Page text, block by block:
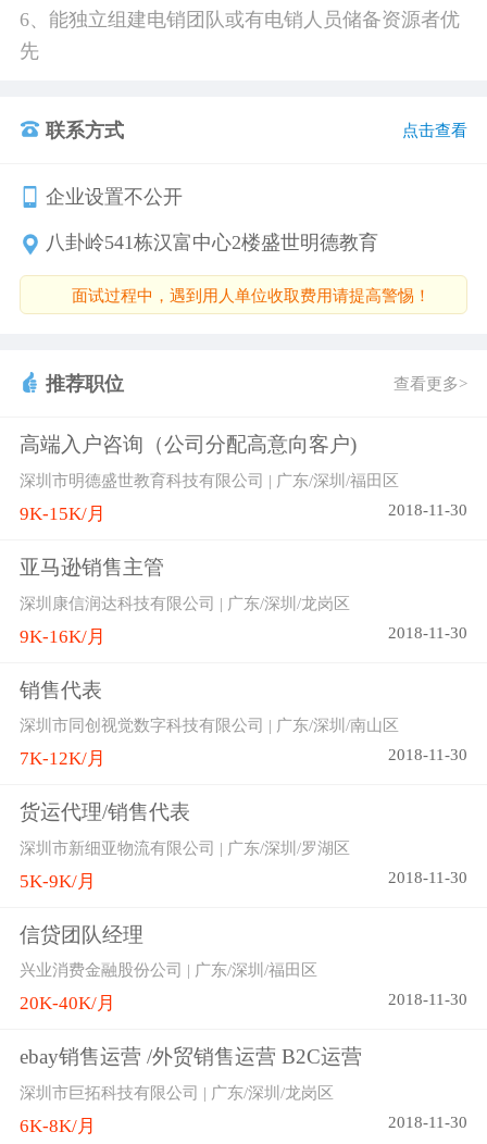
6、能独立组建电销团队或有电销人员储备资源者优
先
联系方式 点击查看
企业设置不公开
八卦岭541栋汉富中心2楼盛世明德教育
面试过程中，遇到用人单位收取费用请提高警惕！
推荐职位 查看更多>
高端入户咨询（公司分配高意向客户)
深圳市明德盛世教育科技有限公司 | 广东/深圳/福田区
9K-15K/月 2018-11-30
亚马逊销售主管
深圳康信润达科技有限公司 | 广东/深圳/龙岗区
9K-16K/月 2018-11-30
销售代表
深圳市同创视觉数字科技有限公司 | 广东/深圳/南山区
7K-12K/月 2018-11-30
货运代理/销售代表
深圳市新细亚物流有限公司 | 广东/深圳/罗湖区
5K-9K/月 2018-11-30
信贷团队经理
兴业消费金融股份公司 | 广东/深圳/福田区
20K-40K/月 2018-11-30
ebay销售运营 /外贸销售运营 B2C运营
深圳市巨拓科技有限公司 | 广东/深圳/龙岗区
6K-8K/月 2018-11-30